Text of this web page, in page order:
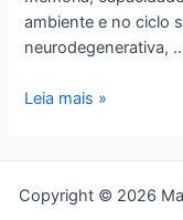
ambiente e no ciclo
neurodegenerativa,
Síndrome
(SDC):como
Leia mais »
Copyright © 2026